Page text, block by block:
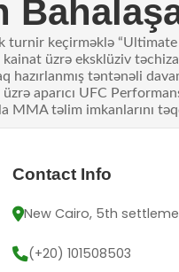
keçirməklə
üzrə eksklüziv
təntənəli
aparıcı UFC
MMA təlim imkanlarını
Contact Info
New Cairo, 5th
(+20) 101508503